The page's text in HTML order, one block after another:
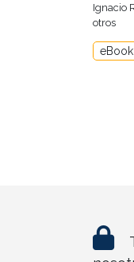
Ignacio
otros
eBook